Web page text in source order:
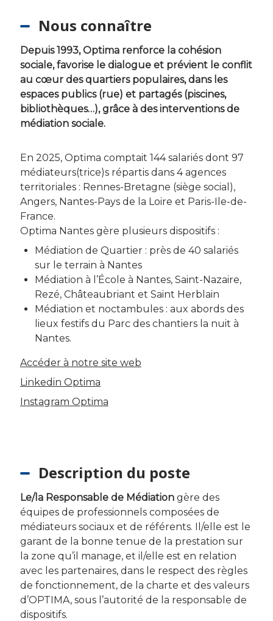
Nous connaître
Depuis 1993, Optima renforce la cohésion
sociale, favorise le dialogue et prévient le conflit
au cœur des quartiers populaires, dans les
espaces publics (rue) et partagés (piscines,
bibliothèques…), grâce à des interventions de
médiation sociale.
En 2025, Optima comptait 144 salariés dont 97
médiateurs(trice)s répartis dans 4 agences
territoriales : Rennes-Bretagne (siège social),
Angers, Nantes-Pays de la Loire et Paris-Ile-de-
France.
Optima Nantes gère plusieurs dispositifs :
Médiation de Quartier : près de 40 salariés
sur le terrain à Nantes
Médiation à l’École à Nantes, Saint-Nazaire,
Rezé, Châteaubriant et Saint Herblain
Médiation et noctambules : aux abords des
lieux festifs du Parc des chantiers la nuit à
Nantes.
Accéder à notre site web
Linkedin Optima
Instagram Optima
Description du poste
Le/la Responsable de Médiation gère des
équipes de professionnels composées de
médiateurs sociaux et de référents. Il/elle est le
garant de la bonne tenue de la prestation sur
la zone qu’il manage, et il/elle est en relation
avec les partenaires, dans le respect des règles
de fonctionnement, de la charte et des valeurs
d’OPTIMA, sous l’autorité de la responsable de
dispositifs.